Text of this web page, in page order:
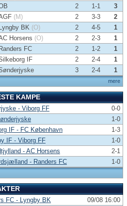
mere
2 1-1
3
(M) 2 3-3
2
Lyngby BK (O) 2 4-5
1
Horsens (O) 2 2-3
1
Randers FC 2 1-2
1
IF 2 2-4
1
3 2-4 1
KAMPE
- Viborg FF
0-0
1-0
IF - FC København
1-3
IF - Viborg FF
1-0
- AC Horsens
2-1
- Randers FC
1-0
FC - Lyngby BK
09/08 16:00